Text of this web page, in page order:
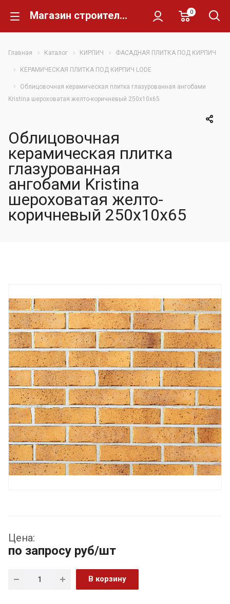
Магазин строительных материалов Склад Кирпича 0
Главная Каталог КИРПИЧ ФАСАДНАЯ ПЛИТКА ПОД КИРПИЧ
КЕРАМИЧЕСКАЯ ПЛИТКА ПОД КИРПИЧ LODE
Облицовочная керамическая плитка глазурованная ангобами
Kristina шероховатая желто-коричневый 250x10x65
Облицовочная
керамическая плитка
глазурованная
ангобами Kristina
шероховатая желто-
коричневый 250x10x65
Цена:
по запросу руб/шт
В корзину